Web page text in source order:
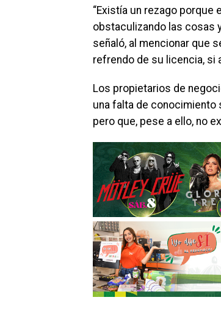
“Existía un rezago porque
obstaculizando las cosas
señaló, al mencionar que
refrendo de su licencia, si
Los propietarios de
una falta de
pero que, pese a ello, no